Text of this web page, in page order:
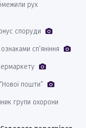
рух
споруди
сп’яніння
пошти”
групи охорони